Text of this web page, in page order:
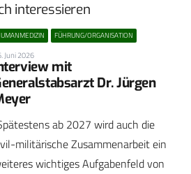
interessieren
FÜHRUNG/ORGANISATION
Juni 2026
mit
Dr. Jürgen
ab 2027 wird auch die
militärische Zusammenarbeit ein
wichtiges Aufgabenfeld von